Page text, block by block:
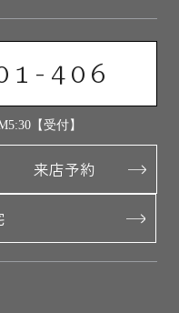
406
【受付】
来店予約